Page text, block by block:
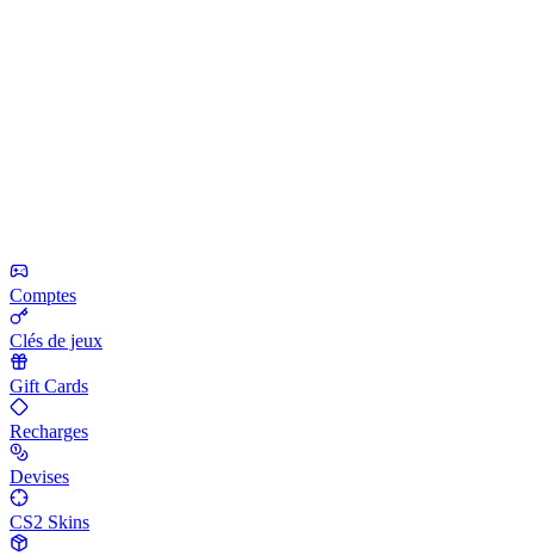
Comptes
Clés de jeux
Gift Cards
Recharges
Devises
CS2 Skins